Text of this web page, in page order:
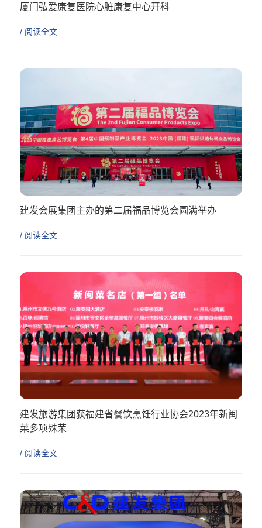
厦门弘爱康复医院心脏康复中心开科
/ 阅读全文
建发会展集团主办的第二届福品博览会圆满举办
/ 阅读全文
建发旅游集团获福建省餐饮烹饪行业协会2023年新闽
菜多项殊荣
/ 阅读全文